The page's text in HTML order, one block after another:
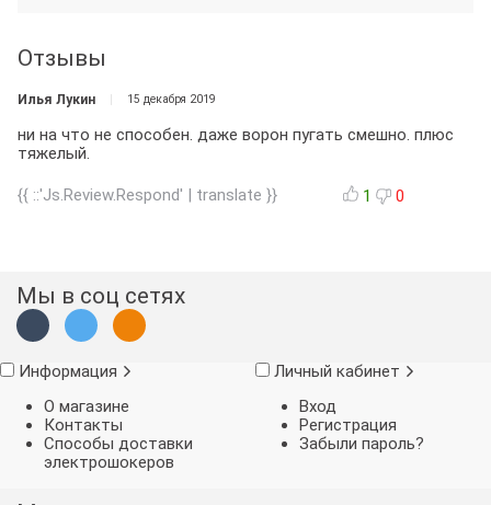
Отзывы
Илья Лукин 15 декабря 2019
ни на что не способен. даже ворон пугать смешно. плюс
тяжелый.
{{ ::'Js.Review.Respond' | translate }} 1 0
Мы в соц сетях
Информация
О магазине
Контакты
Способы доставки
электрошокеров
Личный кабинет
Вход
Регистрация
Забыли пароль?